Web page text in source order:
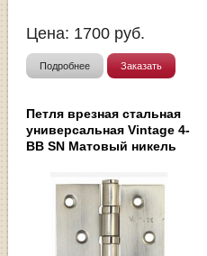
Цена: 1700 руб.
Подробнее Заказать
Петля врезная стальная
универсальная Vintage 4-
BB SN Матовый никель